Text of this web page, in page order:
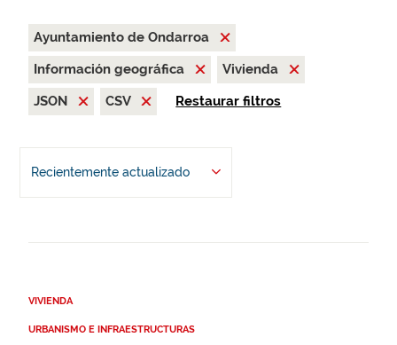
Ayuntamiento de Ondarroa
Información geográfica
Vivienda
JSON
CSV Restaurar filtros
Recientemente actualizado
VIVIENDA
URBANISMO E INFRAESTRUCTURAS